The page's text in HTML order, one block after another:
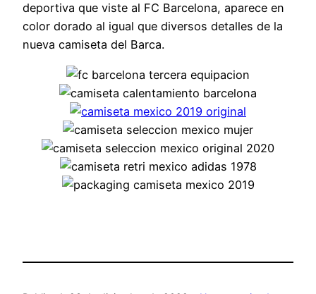
deportiva que viste al FC Barcelona, aparece en
color dorado al igual que diversos detalles de la
nueva camiseta del Barca.